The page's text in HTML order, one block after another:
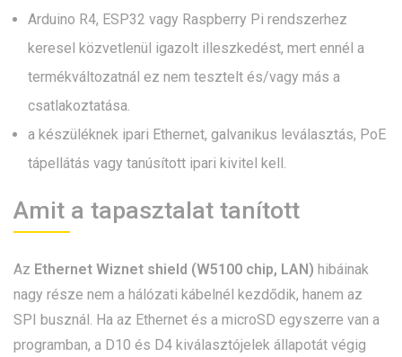
Arduino R4, ESP32 vagy Raspberry Pi rendszerhez
keresel közvetlenül igazolt illeszkedést, mert ennél a
termékváltozatnál ez nem tesztelt és/vagy más a
csatlakoztatása.
a készüléknek ipari Ethernet, galvanikus leválasztás, PoE
tápellátás vagy tanúsított ipari kivitel kell.
Amit a tapasztalat tanított
Az Ethernet Wiznet shield (W5100 chip, LAN) hibáinak
nagy része nem a hálózati kábelnél kezdődik, hanem az
SPI busznál. Ha az Ethernet és a microSD egyszerre van a
programban, a D10 és D4 kiválasztójelek állapotát végig